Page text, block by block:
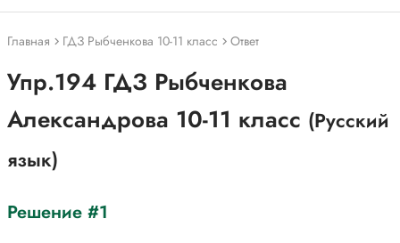
Главная ГДЗ Рыбченкова 10-11 класс Ответ
Упр.194 ГДЗ Рыбченкова
Александрова 10-11 класс (Русский
язык)
Решение #1